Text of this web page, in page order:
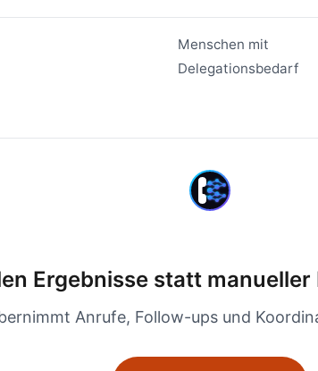
Menschen mit
Delegationsbedarf
Ergebnisse statt
Anrufe, Follow-ups und